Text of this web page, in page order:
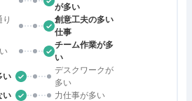
が多い
創意工夫の多い
仕事
チーム作業が多
い
い
デスクワークが
多い
い
力仕事が多い